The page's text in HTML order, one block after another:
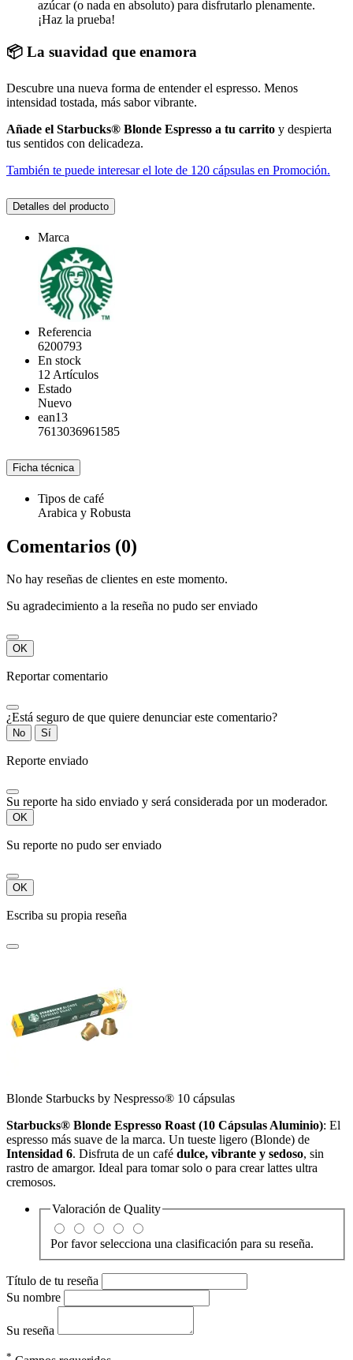
azúcar (o nada en absoluto) para disfrutarlo plenamente.
¡Haz la prueba!
📦 La suavidad que enamora
Descubre una nueva forma de entender el espresso. Menos
intensidad tostada, más sabor vibrante.
Añade el Starbucks® Blonde Espresso a tu carrito y despierta
tus sentidos con delicadeza.
También te puede interesar el lote de 120 cápsulas en Promoción.
Detalles del producto
Marca
Referencia
6200793
En stock
12 Artículos
Estado
Nuevo
ean13
7613036961585
Ficha técnica
Tipos de café
Arabica y Robusta
Comentarios (0)
No hay reseñas de clientes en este momento.
Su agradecimiento a la reseña no pudo ser enviado
OK
Reportar comentario
¿Está seguro de que quiere denunciar este comentario?
No Sí
Reporte enviado
Su reporte ha sido enviado y será considerada por un moderador.
OK
Su reporte no pudo ser enviado
OK
Escriba su propia reseña
Blonde Starbucks by Nespresso® 10 cápsulas
Starbucks® Blonde Espresso Roast (10 Cápsulas Aluminio): El
espresso más suave de la marca. Un tueste ligero (Blonde) de
Intensidad 6. Disfruta de un café dulce, vibrante y sedoso, sin
rastro de amargor. Ideal para tomar solo o para crear lattes ultra
cremosos.
Valoración de Quality
Por favor selecciona una clasificación para su reseña.
Título de tu reseña
Su nombre
Su reseña
*